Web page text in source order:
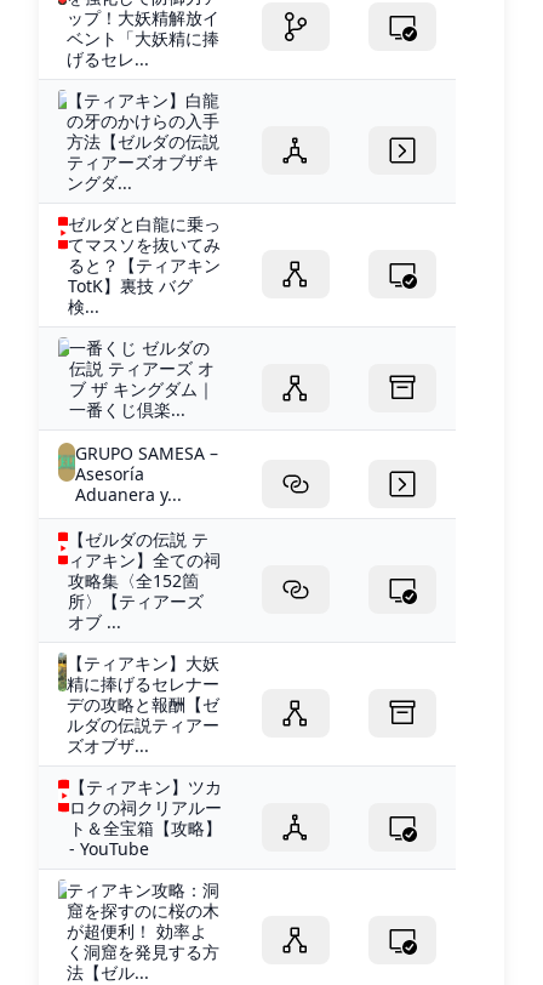
ップ！大妖精解放イ
ベント「大妖精に捧
げるセレ...
【ティアキン】白龍
の牙のかけらの入手
方法【ゼルダの伝説
ティアーズオブザキ
ングダ...
ゼルダと白龍に乗っ
てマスソを抜いてみ
ると？【ティアキン
TotK】裏技 バグ
検...
一番くじ ゼルダの
伝説 ティアーズ オ
ブ ザ キングダム｜
一番くじ倶楽...
GRUPO SAMESA –
Asesoría
Aduanera y...
【ゼルダの伝説 テ
ィアキン】全ての祠
攻略集〈全152箇
所〉【ティアーズ
オブ ...
【ティアキン】大妖
精に捧げるセレナー
デの攻略と報酬【ゼ
ルダの伝説ティアー
ズオブザ...
【ティアキン】ツカ
ロクの祠クリアルー
ト＆全宝箱【攻略】
- YouTube
ティアキン攻略：洞
窟を探すのに桜の木
が超便利！ 効率よ
く洞窟を発見する方
法【ゼル...